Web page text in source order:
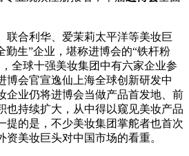
合利华、爱茉莉太平洋等美妆巨
勤生”企业，堪称进博会的“铁杆粉
全球十强美妆集团中有六家企业参
博会官宣逸仙上海全球创新研发中
企业仍将进博会当做产品首发地、前
也持续扩大，从中得以窥见美妆产品
提的是，不少美妆集团掌舵者也首次
美妆巨头对中国市场的看重。